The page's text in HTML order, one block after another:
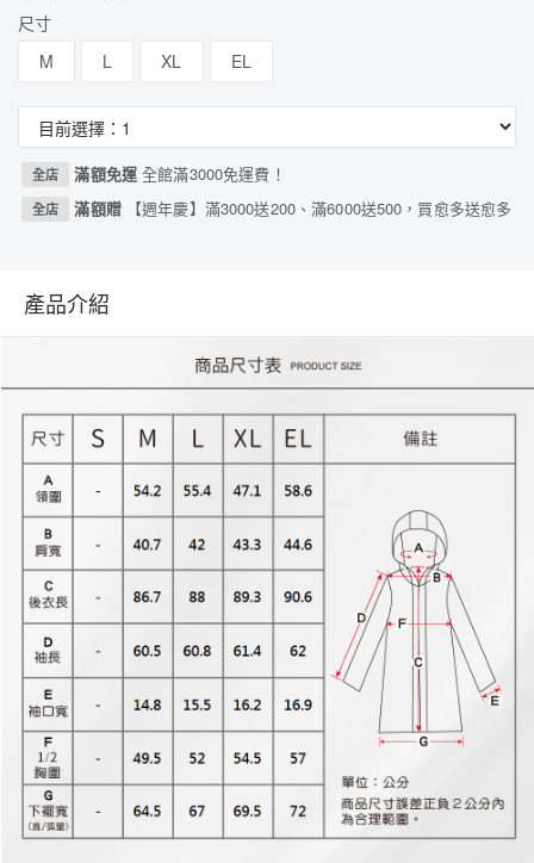
尺寸
M
L XL EL
全店 滿額免運全館滿3000免運費！
全店 滿額贈 【週年慶】滿3000送200、滿6000送500，買愈多送愈多
產品介紹